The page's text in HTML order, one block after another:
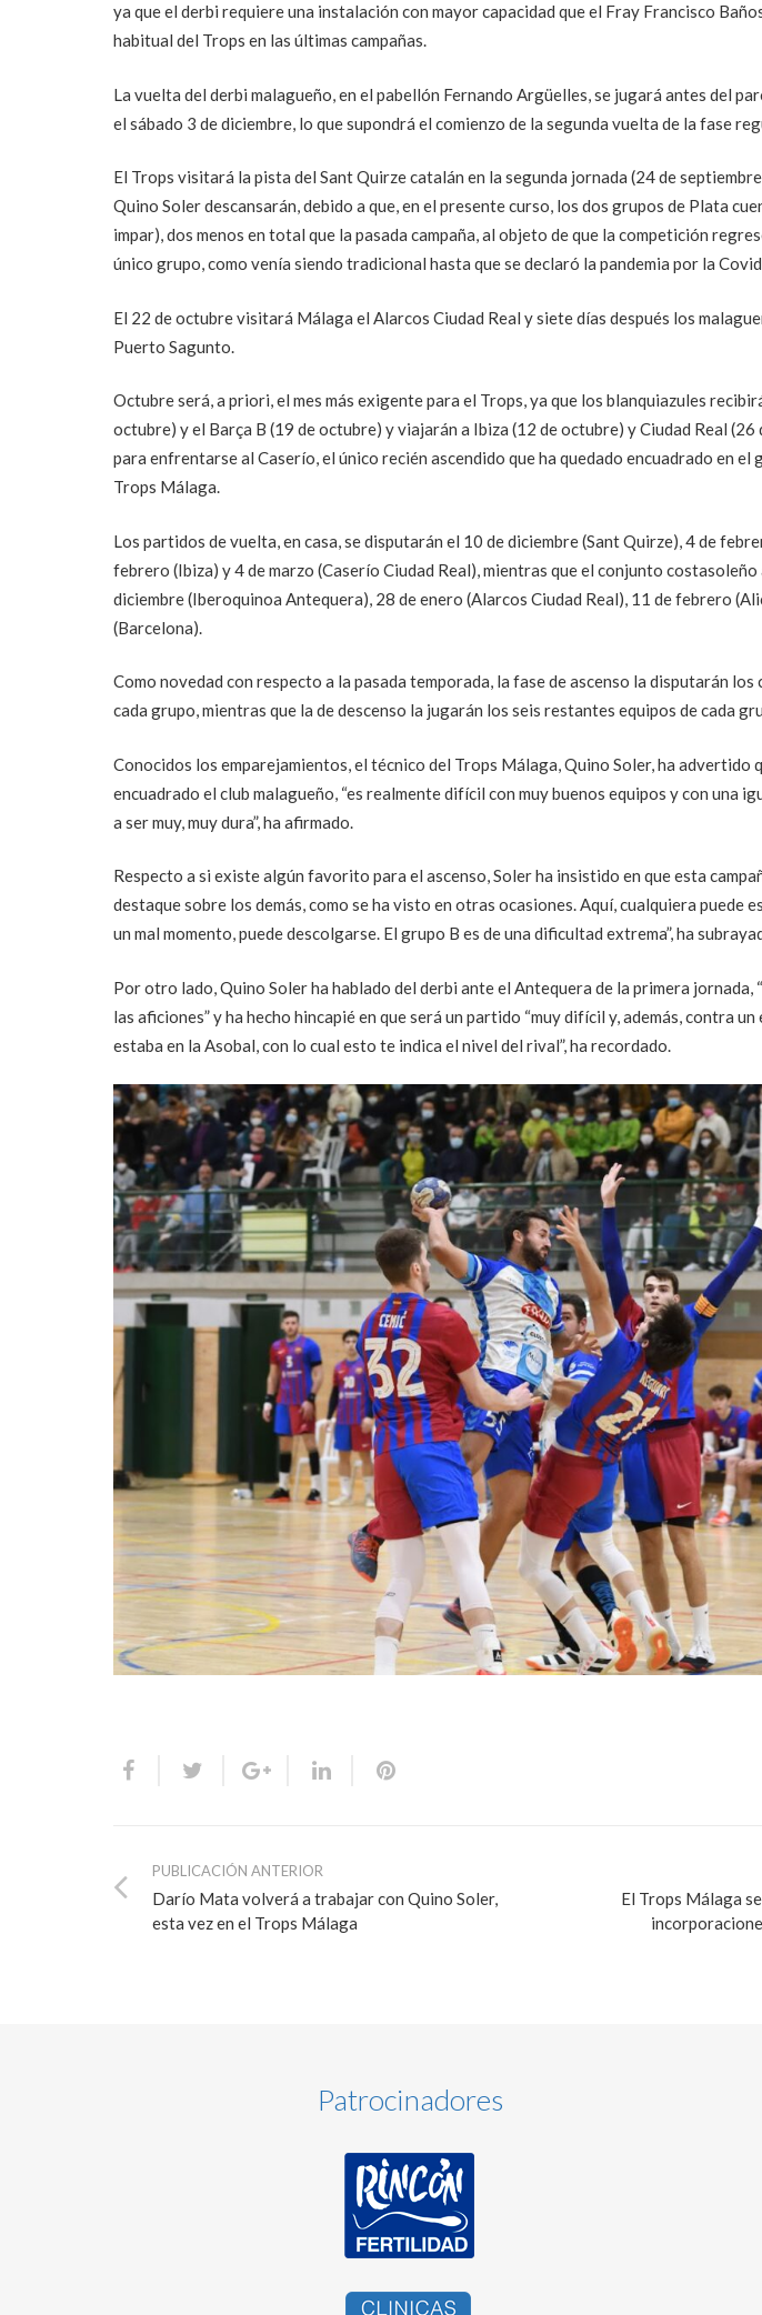
ya que el derbi requiere una instalación con mayor capacidad que el Fray Francisco
habitual del Trops en las últimas campañas.
La vuelta del derbi malagueño, en el pabellón Fernando Argüelles, se jugará antes del
el sábado 3 de diciembre, lo que supondrá el comienzo de la segunda vuelta de la fase
El Trops visitará la pista del Sant Quirze catalán en la segunda jornada (24 de
Quino Soler descansarán, debido a que, en el presente curso, los dos grupos de Plata
impar), dos menos en total que la pasada campaña, al objeto de que la competición
único grupo, como venía siendo tradicional hasta que se declaró la pandemia por la
El 22 de octubre visitará Málaga el Alarcos Ciudad Real y siete días después los
Puerto Sagunto.
Octubre será, a priori, el mes más exigente para el Trops, ya que los blanquiazules
octubre) y el Barça B (19 de octubre) y viajarán a Ibiza (12 de octubre) y Ciudad Real
para enfrentarse al Caserío, el único recién ascendido que ha quedado encuadrado en el
Trops Málaga.
Los partidos de vuelta, en casa, se disputarán el 10 de diciembre (Sant Quirze), 4 de
febrero (Ibiza) y 4 de marzo (Caserío Ciudad Real), mientras que el conjunto
diciembre (Iberoquinoa Antequera), 28 de enero (Alarcos Ciudad Real), 11 de febrero
(Barcelona).
Como novedad con respecto a la pasada temporada, la fase de ascenso la disputarán
cada grupo, mientras que la de descenso la jugarán los seis restantes equipos de cada
Conocidos los emparejamientos, el técnico del Trops Málaga, Quino Soler, ha advertido
encuadrado el club malagueño, “es realmente difícil con muy buenos equipos y con una
a ser muy, muy dura”, ha afirmado.
Respecto a si existe algún favorito para el ascenso, Soler ha insistido en que esta
destaque sobre los demás, como se ha visto en otras ocasiones. Aquí, cualquiera puede
un mal momento, puede descolgarse. El grupo B es de una dificultad extrema”, ha
Por otro lado, Quino Soler ha hablado del derbi ante el Antequera de la primera jornada,
las aficiones” y ha hecho hincapié en que será un partido “muy difícil y, además, contra
estaba en la Asobal, con lo cual esto te indica el nivel del rival”, ha recordado.
PUBLICACIÓN ANTERIOR
Darío Mata volverá a trabajar con Quino Soler,
esta vez en el Trops Málaga
El Trops Málaga
Patrocinadores